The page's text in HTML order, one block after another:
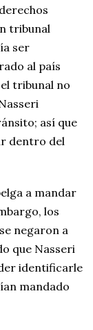
tribunal
ser
al país
tribunal no
así que
dentro del
a mandar
los
negaron a
que Nasseri
identificarle
mandado